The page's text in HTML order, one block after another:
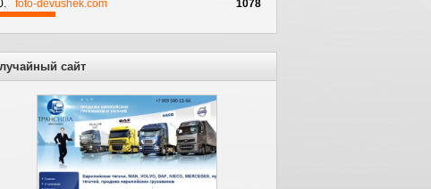
foto-devushek.com 1078
сайт